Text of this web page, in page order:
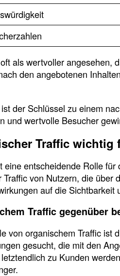
als wertvoller angesehen,
den angebotenen
der Schlüssel zu einem
und wertvolle Besucher
Traffic
eine entscheidende Rolle
von Nutzern, die
auf die
Traffic gegenüber
von organischem Traffic ist
gesucht, die mit den
zu Kunden